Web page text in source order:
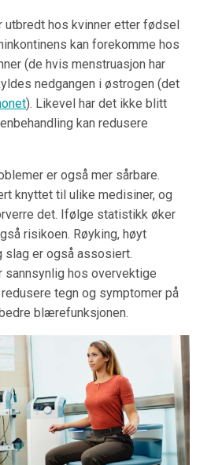
utbredt hos kvinner etter fødsel
kan forekomme hos
(de hvis menstruasjon har
nedgangen i østrogen (det
). Likevel har det ikke blitt
kan redusere
er også mer sårbare.
knyttet til ulike medisiner, og
det. Ifølge statistikk øker
risikoen. Røyking, høyt
slag er også assosiert.
sannsynlig hos overvektige
tegn og symptomer på
blærefunksjonen.